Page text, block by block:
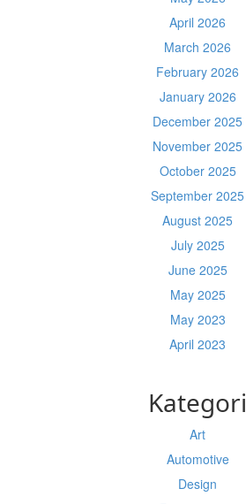
April 2026
March 2026
February 2026
January 2026
December 2025
November 2025
October 2025
September 2025
August 2025
July 2025
June 2025
May 2025
May 2023
April 2023
Kategori
Art
Automotive
Design